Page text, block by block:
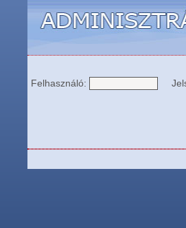
Felhasználó: